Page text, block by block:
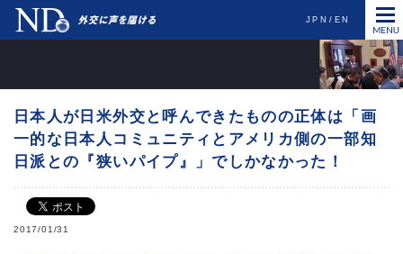
JPN EN
日本人が日米外交と呼んできたものの正体は「画
一的な日本人コミュニティとアメリカ側の一部知
日派との『狭いパイプ』」でしかなかった！
2017/01/31